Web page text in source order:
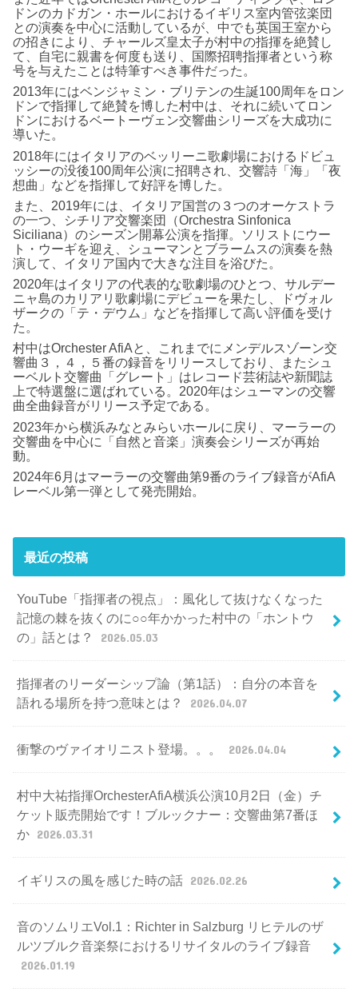
ドンのカドガン・ホールにおけるイギリス室内管弦楽団
との演奏を中心に活動しているが、中でも英国王室から
の招きにより、チャールズ皇太子が村中の指揮を絶賛し
て、自宅に親書を何度も送り、国際招聘指揮者という称
号を与えたことは特筆すべき事件だった。
2013年にはベンジャミン・ブリテンの生誕100周年をロン
ドンで指揮して絶賛を博した村中は、それに続いてロン
ドンにおけるベートーヴェン交響曲シリーズを大成功に
導いた。
2018年にはイタリアのベッリーニ歌劇場におけるドビュ
ッシーの没後100周年公演に招聘され、交響詩「海」「夜
想曲」などを指揮して好評を博した。
また、2019年には、イタリア国営の３つのオーケストラ
の一つ、シチリア交響楽団（Orchestra Sinfonica
Siciliana）のシーズン開幕公演を指揮。ソリストにウー
ト・ウーギを迎え、シューマンとブラームスの演奏を熱
演して、イタリア国内で大きな注目を浴びた。
2020年はイタリアの代表的な歌劇場のひとつ、サルデー
ニャ島のカリアリ歌劇場にデビューを果たし、ドヴォル
ザークの「テ・デウム」などを指揮して高い評価を受け
た。
村中はOrchester AfiAと、これまでにメンデルスゾーン交
響曲３，４，５番の録音をリリースしており、またシュ
ーベルト交響曲「グレート」はレコード芸術誌や新聞誌
上で特選盤に選ばれている。2020年はシューマンの交響
曲全曲録音がリリース予定である。
2023年から横浜みなとみらいホールに戻り、マーラーの
交響曲を中心に「自然と音楽」演奏会シリーズが再始
動。
2024年6月はマーラーの交響曲第9番のライブ録音がAfiA
レーベル第一弾として発売開始。
最近の投稿
YouTube「指揮者の視点」：風化して抜けなくなった
記憶の棘を抜くのに○○年かかった村中の「ホントウ
の」話とは？
2026.05.03
指揮者のリーダーシップ論（第1話）：自分の本音を
語れる場所を持つ意味とは？
2026.04.07
衝撃のヴァイオリニスト登場。。。 2026.04.04
村中大祐指揮OrchesterAfiA横浜公演10月2日（金）チ
ケット販売開始です！ブルックナー：交響曲第7番ほ
か 2026.03.31
イギリスの風を感じた時の話 2026.02.26
音のソムリエVol.1：Richter in Salzburg リヒテルのザ
ルツブルク音楽祭におけるリサイタルのライブ録音
2026.01.19